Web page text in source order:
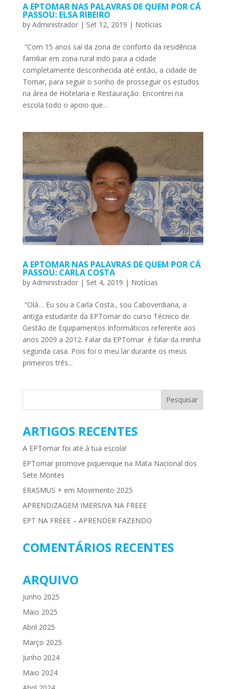
A EPTOMAR NAS PALAVRAS DE QUEM POR CÁ
PASSOU: ELSA RIBEIRO
by Administrador| Set 12, 2019 | Notícias
“Com 15 anos saí da zona de conforto da residência
familiar em zona rural indo para a cidade
completamente desconhecida até então, a cidade de
Tomar, para seguir o sonho de prosseguir os estudos
na área de Hotelaria e Restauração. Encontrei na
escola todo o apoio que...
A EPTOMAR NAS PALAVRAS DE QUEM POR CÁ
PASSOU: CARLA COSTA
by Administrador| Set 4, 2019 | Notícias
“Olá… Eu sou a Carla Costa., sou Caboverdiana, a
antiga estudante da EPTomar do curso Técnico de
Gestão de Equipamentos Informáticos referente aos
anos 2009 a 2012. Falar da EPTomar é falar da minha
segunda casa. Pois foi o meu lar durante os meus
primeiros três...
ARTIGOS RECENTES
A EPTomar foi até à tua escola!
EPTomar promove piquenique na Mata Nacional dos
Sete Montes
ERASMUS + em Movimento 2025
APRENDIZAGEM IMERSIVA NA FREEE
EPT NA FREEE – APRENDER FAZENDO
COMENTÁRIOS RECENTES
ARQUIVO
Junho 2025
Maio 2025
Abril 2025
Março 2025
Junho 2024
Maio 2024